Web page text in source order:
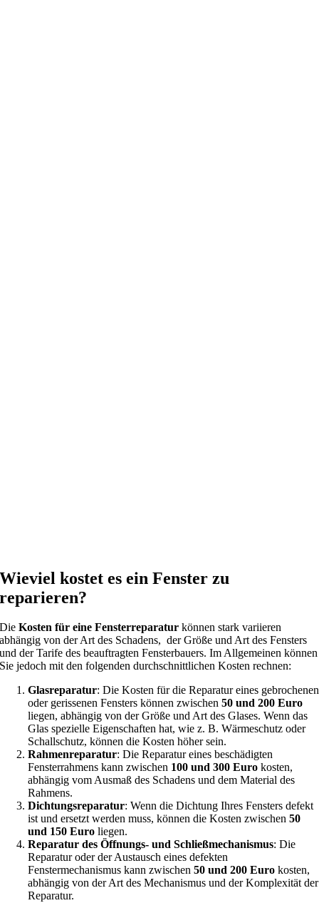
Wieviel kostet es ein Fenster zu
reparieren?
DieKosten für eine Fensterreparatur können stark variieren
abhängig von der Art des Schadens, der Größe und Art des Fensters
und der Tarife des beauftragten Fensterbauers. Im Allgemeinen können
Sie jedoch mit den folgenden durchschnittlichen Kosten rechnen:
Glasreparatur: Die Kosten für die Reparatur eines gebrochenen
oder gerissenen Fensters können zwischen50 und 200 Euro
liegen, abhängig von der Größe und Art des Glases. Wenn das
Glas spezielle Eigenschaften hat, wie z. B. Wärmeschutz oder
Schallschutz, können die Kosten höher sein.
Rahmenreparatur: Die Reparatur eines beschädigten
Fensterrahmens kann zwischen 100 und 300 Euro kosten,
abhängig vom Ausmaß des Schadens und dem Material des
Rahmens.
Dichtungsreparatur: Wenn die Dichtung Ihres Fensters defekt
ist und ersetzt werden muss, können die Kosten zwischen 50
und 150 Euro liegen.
Reparatur des Öffnungs- und Schließmechanismus: Die
Reparatur oder der Austausch eines defekten
Fenstermechanismus kann zwischen50 und 200 Euro kosten,
abhängig von der Art des Mechanismus und der Komplexität der
Reparatur.